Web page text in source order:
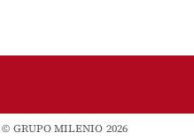
© GRUPO MILENIO 2026